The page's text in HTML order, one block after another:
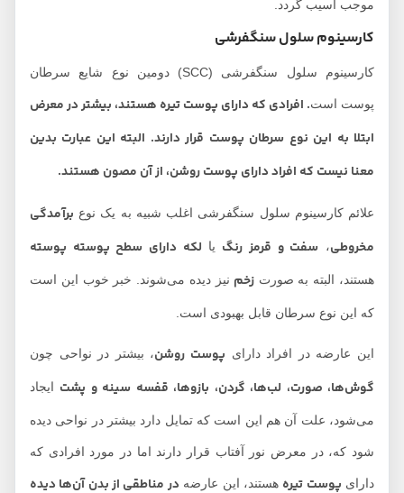
موجب آسیب گردد.
کارسینوم سلول سنگفرشی
کارسینوم سلول سنگفرشی (SCC) دومین نوع شایع سرطان
پوست است . افرادی که دارای پوست تیره هستند، بیشتر در معرض
ابتلا به این نوع سرطان پوست قرار دارند. البته این عبارت بدین
معنا نیست که افراد دارای پوست روشن، از آن مصون هستند.
علائم کارسینوم سلول سنگفرشی اغلب شبیه به یک نوع برآمدگی
مخروطی،سفت و قرمز رنگ یالکه دارای سطح پوسته پوسته
هستند، البته به صورتزخم نیز دیده می‌شوند. خبر خوب این است
که این نوع سرطان قابل بهبودی است.
این عارضه در افراد دارایپوست روشن، بیشتر در نواحی چون
گوش‌ها، صورت، لب‌ها، گردن، بازوها، قفسه سینه و پشت ایجاد
می‌شود، علت آن هم این است که تمایل دارد بیشتر در نواحی دیده
شود که، در معرض نور آفتاب قرار دارند اما در مورد افرادی که
دارایپوست تیرههستند، این عارضهدر مناطقی از بدن آن‌ها دیده